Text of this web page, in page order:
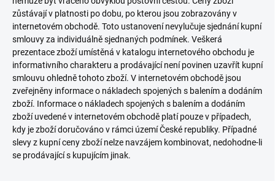
zůstávají v platnosti po dobu, po kterou jsou zobrazovány v
internetovém obchodě. Toto ustanovení nevylučuje sjednání kupní
smlouvy za individuálně sjednaných podmínek. Veškerá
prezentace zboží umístěná v katalogu internetového obchodu je
informativního charakteru a prodávající není povinen uzavřít kupní
smlouvu ohledně tohoto zboží. V internetovém obchodě jsou
zveřejněny informace o nákladech spojených s balením a dodáním
zboží. Informace o nákladech spojených s balením a dodáním
zboží uvedené v internetovém obchodě platí pouze v případech,
kdy je zboží doručováno v rámci území České republiky. Případné
slevy z kupní ceny zboží nelze navzájem kombinovat, nedohodne-li
se prodávající s kupujícím jinak.